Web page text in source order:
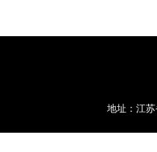
地址：江